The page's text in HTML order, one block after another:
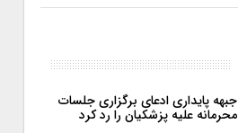
جبهه پایداری ادعای برگزاری جلسات
محرمانه علیه پزشکیان را رد کرد